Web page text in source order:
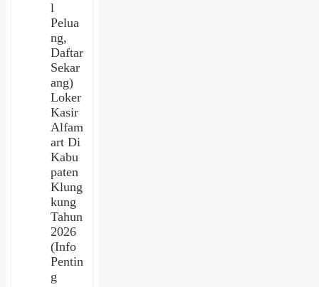
l
Pelua
ng,
Daftar
Sekar
ang)
Loker
Kasir
Alfam
art Di
Kabu
paten
Klung
kung
Tahun
2026
(Info
Pentin
g